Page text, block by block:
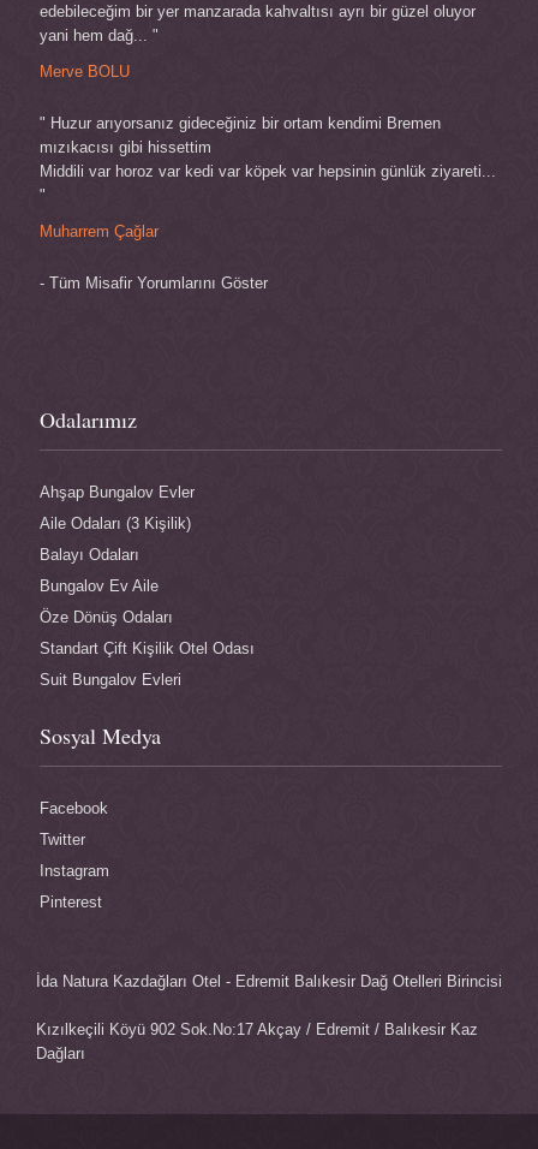
edebileceğim bir yer manzarada kahvaltısı ayrı bir güzel oluyor
yani hem dağ... "
Merve BOLU
" Huzur arıyorsanız gideceğiniz bir ortam kendimi Bremen
mızıkacısı gibi hissettim
Middili var horoz var kedi var köpek var hepsinin günlük ziyareti...
"
Muharrem Çağlar
- Tüm Misafir Yorumlarını Göster
Odalarımız
Ahşap Bungalov Evler
Aile Odaları (3 Kişilik)
Balayı Odaları
Bungalov Ev Aile
Öze Dönüş Odaları
Standart Çift Kişilik Otel Odası
Suit Bungalov Evleri
Sosyal Medya
Facebook
Twitter
Instagram
Pinterest
İda Natura Kazdağları Otel - Edremit Balıkesir Dağ Otelleri Birincisi
Kızılkeçili Köyü 902 Sok.No:17 Akçay / Edremit / Balıkesir Kaz
Dağları